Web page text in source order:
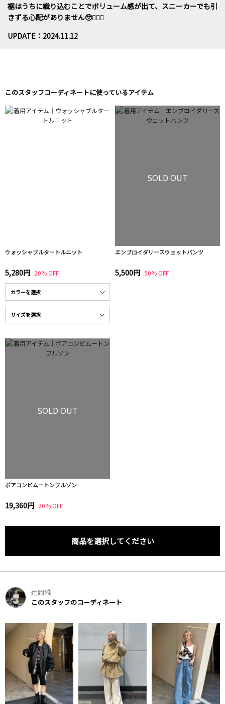
裾はうちに織り込むことでボリューム感が出て、スニーカーでも引
きずる心配がありません🥹🙆🏻‍♀️
UPDATE：2024.11.12
このスタッフコーディネートに使っているアイテム
ウォッシャブルタートルニット
5,280円 20% OFF
SOLD OUT
エンブロイダリースウェットパンツ
5,500円 50% OFF
SOLD OUT
ボアコンビムートンブルゾン
19,360円 20% OFF
商品を選択してください
辻岡雅
このスタッフのコーディネート